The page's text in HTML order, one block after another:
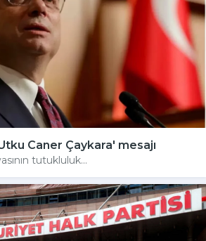
Caner Çaykara' mesajı
tutukluluk...